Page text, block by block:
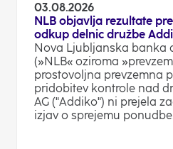
03.08.2026
NLB objavlja rezultate
odkup delnic družbe
Nova Ljubljanska banka
(»NLB« oziroma
prostovoljna prevzemna
pridobitev kontrole nad
AG ("Addiko") ni prejela
izjav o sprejemu